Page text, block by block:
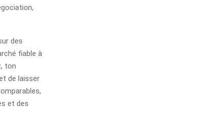
des
fiable à
ton
de laisser
et des